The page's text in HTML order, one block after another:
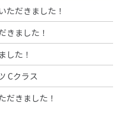
ただきました！
きました！
した！
Cクラス
だきました！